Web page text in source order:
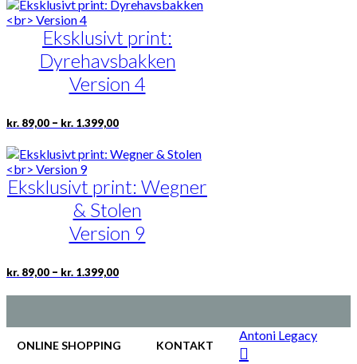
kr. 1.399,00
flere
varianter.
Mulighederne
kan
vælges
på
Eksklusivt print:
Dyrehavsbakken
Version 4
kr. 89,00 – kr. 1.399,00Prisinterval:
kr. 89,00
kr. 1.399,00
Dette
vare
har
flere
varianter.
Mulighederne
kan
vælges
på
Eksklusivt print: Wegner
& Stolen
Version 9
kr. 89,00 – kr. 1.399,00Prisinterval:
kr. 89,00
til
Dette
vare
har
varianter.
Mulighederne
ONLINE SHOPPING KONTAKT
Antoni Legacy